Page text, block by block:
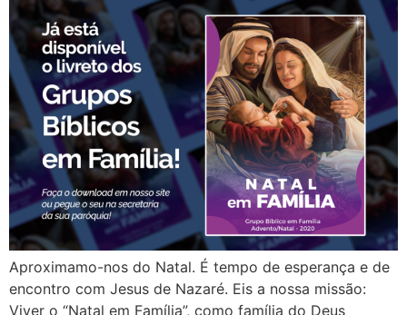
Aproximamo-nos do Natal. É tempo de esperança e de
encontro com Jesus de Nazaré. Eis a nossa missão:
Viver o “Natal em Família”, como família do Deus